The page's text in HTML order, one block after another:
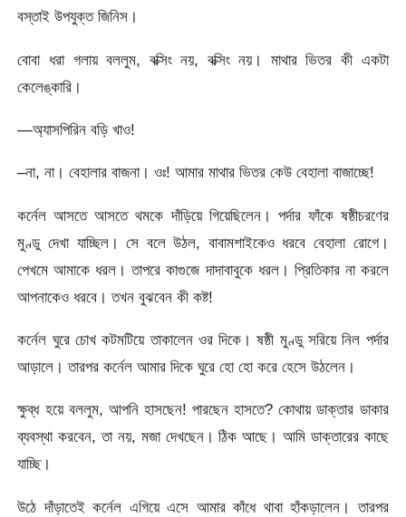
বস্তাই উপযুক্ত জিনিস।
বোবা ধরা গলায় বললুম, বক্সিং নয়, বক্সিং নয়। মাথার ভিতর কী একটা
কেলেঙ্কারি।
—অ্যাসপিরিন বড়ি খাও!
–না, না। বেহালার বাজনা। ওঃ! আমার মাথার ভিতর কেউ বেহালা বাজাচ্ছে!
কর্নেল আসতে আসতে থমকে দাঁড়িয়ে গিয়েছিলেন। পর্দার ফাঁকে ষষ্ঠীচরণের
মুণ্ডু দেখা যাচ্ছিল। সে বলে উঠল, বাবামশাইকেও ধরবে বেহালা রোগে।
পেখমে আমাকে ধরল। তাপরে কাগুজে দাদাবাবুকে ধরল। প্রিতিকার না করলে
আপনাকেও ধরবে। তখন বুঝবেন কী কষ্ট!
কর্নেল ঘুরে চোখ কটমটিয়ে তাকালেন ওর দিকে। ষষ্ঠী মুণ্ডু সরিয়ে নিল পর্দার
আড়ালে। তারপর কর্নেল আমার দিকে ঘুরে হো হো করে হেসে উঠলেন।
ক্ষুব্ধ হয়ে বললুম, আপনি হাসছেন! পারছেন হাসতে? কোথায় ডাক্তার ডাকার
ব্যবস্থা করবেন, তা নয়, মজা দেখছেন। ঠিক আছে। আমি ডাক্তারের কাছে
যাচ্ছি।
উঠে দাঁড়াতেই কর্নেল এগিয়ে এসে আমার কাঁধে থাবা হাঁকড়ালেন। তারপর